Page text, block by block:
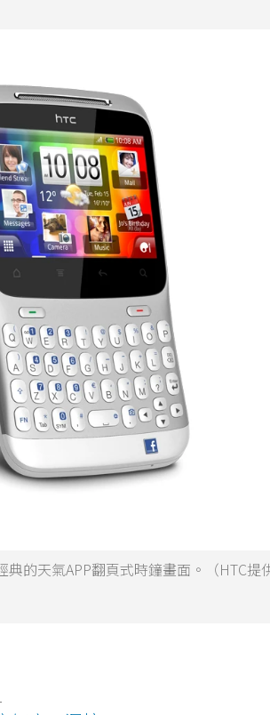
典的天氣APP翻頁式時鐘畫面。（HTC提